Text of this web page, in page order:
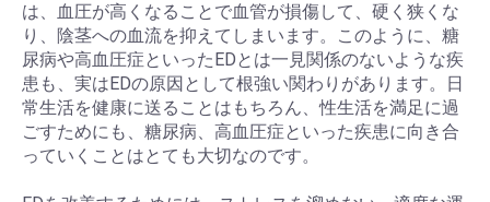
お買い物を続ける カートへ進む
は、血圧が高くなることで血管が損傷して、硬く狭くな
り、陰茎への血流を抑えてしまいます。このように、糖
尿病や高血圧症といったEDとは一見関係のないような疾
患も、実はEDの原因として根強い関わりがあります。日
常生活を健康に送ることはもちろん、性生活を満足に過
ごすためにも、糖尿病、高血圧症といった疾患に向き合
っていくことはとても大切なのです。